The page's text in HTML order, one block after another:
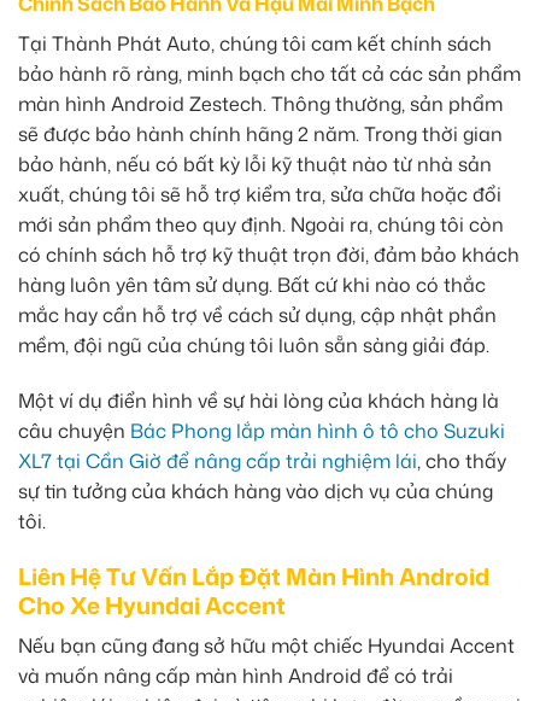
Tại Thành Phát Auto, chúng tôi cam kết chính sách
bảo hành rõ ràng, minh bạch cho tất cả các sản phẩm
màn hình Android Zestech. Thông thường, sản phẩm
sẽ được bảo hành chính hãng 2 năm. Trong thời gian
bảo hành, nếu có bất kỳ lỗi kỹ thuật nào từ nhà sản
xuất, chúng tôi sẽ hỗ trợ kiểm tra, sửa chữa hoặc đổi
mới sản phẩm theo quy định. Ngoài ra, chúng tôi còn
có chính sách hỗ trợ kỹ thuật trọn đời, đảm bảo khách
hàng luôn yên tâm sử dụng. Bất cứ khi nào có thắc
mắc hay cần hỗ trợ về cách sử dụng, cập nhật phần
mềm, đội ngũ của chúng tôi luôn sẵn sàng giải đáp.
Một ví dụ điển hình về sự hài lòng của khách hàng là
câu chuyện Bác Phong lắp màn hình ô tô cho Suzuki
XL7 tại Cần Giờ để nâng cấp trải nghiệm lái, cho thấy
sự tin tưởng của khách hàng vào dịch vụ của chúng
tôi.
Liên Hệ Tư Vấn Lắp Đặt Màn Hình Android
Cho Xe Hyundai Accent
Nếu bạn cũng đang sở hữu một chiếc Hyundai Accent
và muốn nâng cấp màn hình Android để có trải